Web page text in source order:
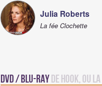
Julia Roberts
La fée Clochette
DVD / Blu-Rayde Hook, ou